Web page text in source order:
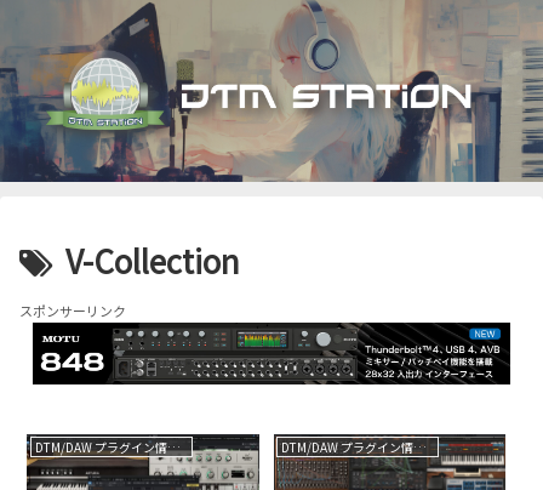
V-Collection
スポンサーリンク
DTM/DAW プラグイン情報（VST AU AAX） DTM/DAW プラグイン情報（VST AU AAX）